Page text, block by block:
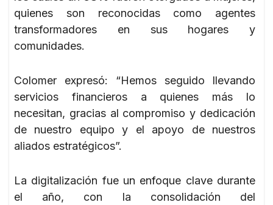
quienes son reconocidas como agentes
transformadores en sus hogares y
comunidades.
Colomer expresó: “Hemos seguido llevando
servicios financieros a quienes más lo
necesitan, gracias al compromiso y dedicación
de nuestro equipo y el apoyo de nuestros
aliados estratégicos”.
La digitalización fue un enfoque clave durante
el año, con la consolidación del